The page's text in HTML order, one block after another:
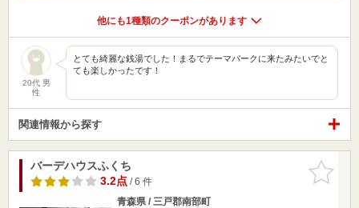
他にも1種類のクーポンがあります
20代 男
性
とても綺麗な銭湯でした！まるでテーマパークに来たみたいでと
ても楽しかったです！
関連情報から探す
お気に入
りに追加
バーデハウスふくち
3.2点/ 6 件
青森県 / 三戸郡南部町